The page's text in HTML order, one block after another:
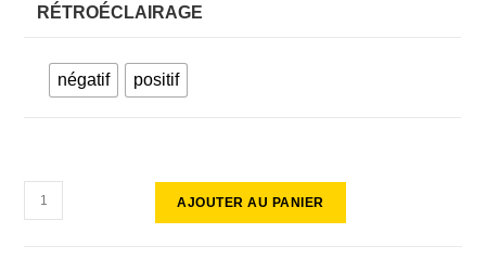
RÉTROÉCLAIRAGE
négatif positif
AJOUTER AU PANIER